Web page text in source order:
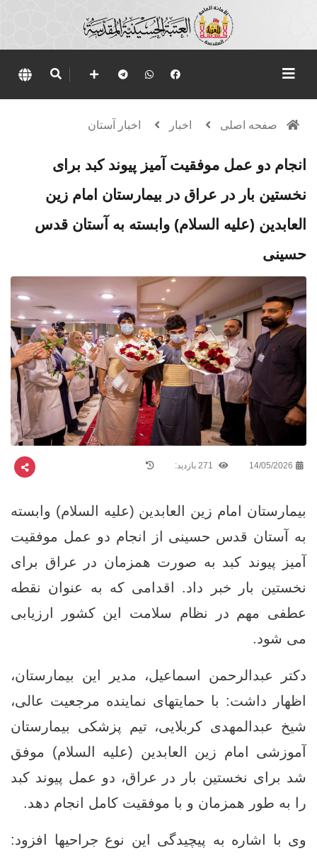
صفحه اصلی اخبار اخبار آستان
انجام دو عمل موفقیت آمیز پیوند کبد برای
نخستین بار در عراق در بیمارستان امام زين
العابدين (علیه السلام) وابسته به آستان قدس
حسینی
14/05/2026
بیمارستان امام زین ‌العابدین (علیه السلام) وابسته
به آستان قدس حسینی از انجام دو عمل موفقیت
آمیز پیوند کبد به‌ صورت همزمان در عراق برای
نخستین بار خبر داد. اقدامی که به عنوان نقطه
عطفی مهم در نظام سلامت این کشور ارزیابی
می ‌شود.
دکتر عبدالرحمن اسماعیل، مدیر این بیمارستان،
اظهار داشت: با حمایتهای نماینده مرجعیت عالی،
شیخ عبدالمهدی کربلایی، تیم پزشکی بیمارستان
آموزشی امام زین‌ العابدین (علیه السلام) موفق
شد برای نخستین ‌بار در عراق، دو عمل پیوند کبد
را به طور همزمان و با موفقیت کامل انجام دهد.
وی با اشاره به پیچیدگی این نوع جراحیها افزود: